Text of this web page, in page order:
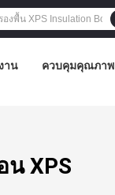
าน ควบคุมคุณภาพ
XPS